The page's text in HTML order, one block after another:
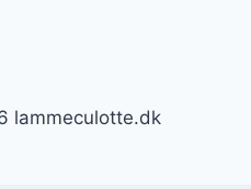
lammeculotte.dk